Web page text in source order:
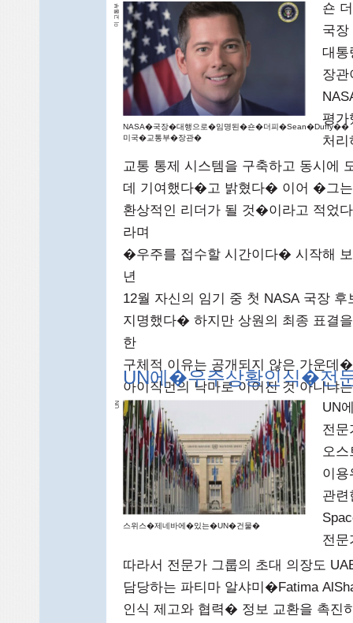
숀
국
대통
장
평
처
교통 통제 시스템을 구축하고 동시에
데 기여했다�고 밝혔다� 이어 �그는
환상적인 리더가 될 것�이라고 적었
라며
�우주를 접수할 시간이다� 시작해
년
12월 자신의 임기 중 첫 NASA 국장
지명했다� 하지만 상원의 최종 표결
한
구체적 이유는 공개되지 않은 가운데
아이작먼의 낙마로 이어진 것 아니냐
UN에�우주상황인식�전
UN
전
오
이
관
전
따라서 전문가 그룹의 초대 의장도
담당하는 파티마 알샤미�Fatima
인식 제고와 협력� 정보 교환을 촉진
NASA�국장�대행으로�임명된�숀�더피�Sean�Duffy��
미국�교통부�장관�
미 교
통
부
스위스�제네바에�있는�UN�건물�
U
N